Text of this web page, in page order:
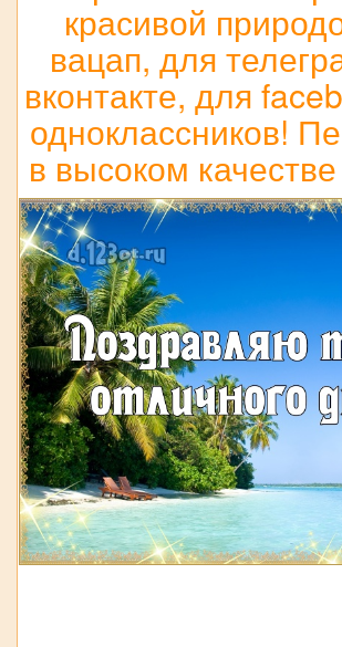
красивой
вацап, для
вконтакте, для
одноклассников!
в высоком